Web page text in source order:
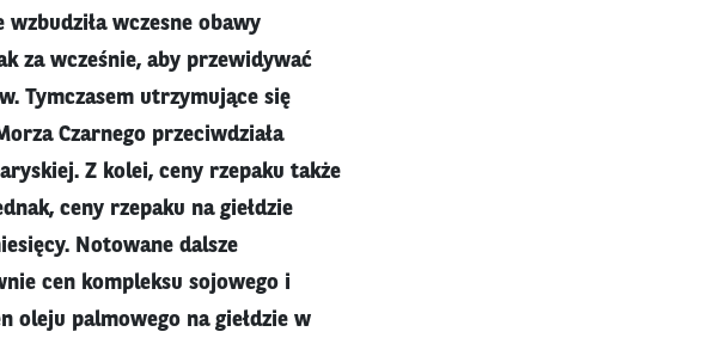
wczesne obawy
za wcześnie, aby przewidywać
Tymczasem utrzymujące się
Czarnego przeciwdziała
Z kolei, ceny rzepaku także
ceny rzepaku na giełdzie
Notowane dalsze
cen kompleksu sojowego i
oleju palmowego na giełdzie w